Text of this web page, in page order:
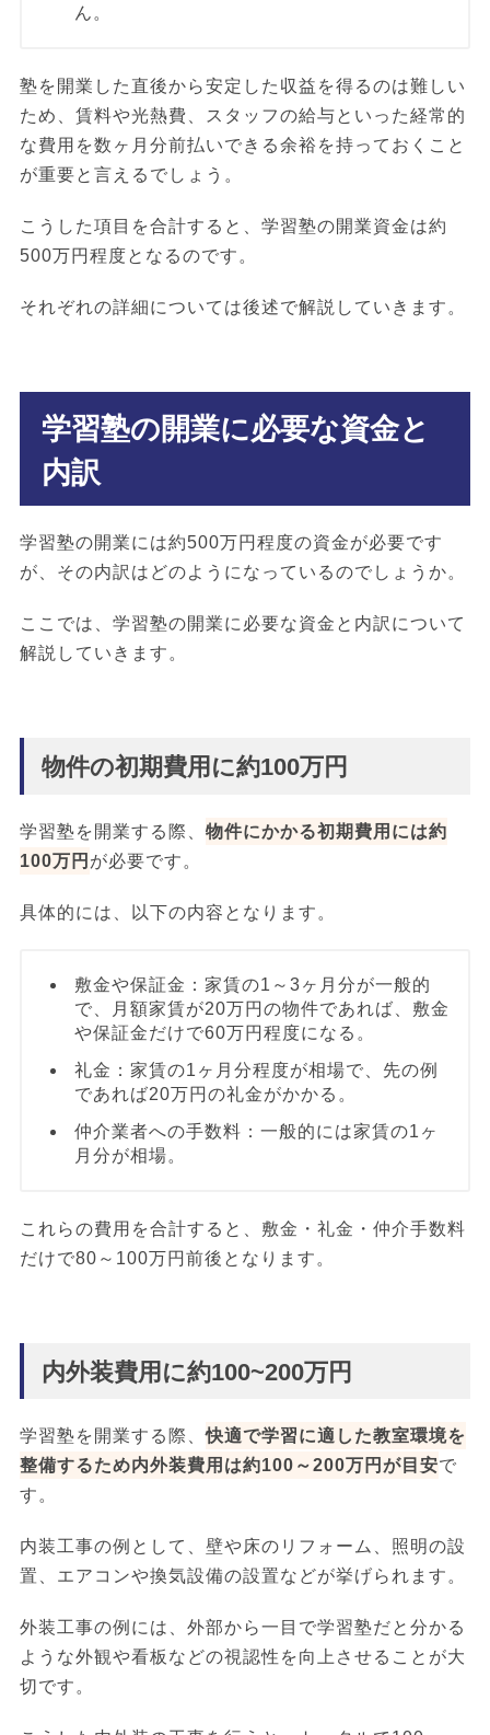
ん。
塾を開業した直後から安定した収益を得るのは難しい
ため、賃料や光熱費、スタッフの給与といった経常的
な費用を数ヶ月分前払いできる余裕を持っておくこと
が重要と言えるでしょう。
こうした項目を合計すると、学習塾の開業資金は約
500万円程度となるのです。
それぞれの詳細については後述で解説していきます。
学習塾の開業に必要な資金と
内訳
学習塾の開業には約500万円程度の資金が必要です
が、その内訳はどのようになっているのでしょうか。
ここでは、学習塾の開業に必要な資金と内訳について
解説していきます。
物件の初期費用に約100万円
学習塾を開業する際、 物件にかかる初期費用には約
100万円 が必要です。
具体的には、以下の内容となります。
敷金や保証金：家賃の1～3ヶ月分が一般的
で、月額家賃が20万円の物件であれば、敷金
や保証金だけで60万円程度になる。
礼金：家賃の1ヶ月分程度が相場で、先の例
であれば20万円の礼金がかかる。
仲介業者への手数料：一般的には家賃の1ヶ
月分が相場。
これらの費用を合計すると、敷金・礼金・仲介手数料
だけで80～100万円前後となります。
内外装費用に約100~200万円
学習塾を開業する際、快適で学習に適した教室環境を
整備するため内外装費用は約100～200万円が目安で
す。
内装工事の例として、壁や床のリフォーム、照明の設
置、エアコンや換気設備の設置などが挙げられます。
外装工事の例には、外部から一目で学習塾だと分かる
ような外観や看板などの視認性を向上させることが大
切です。